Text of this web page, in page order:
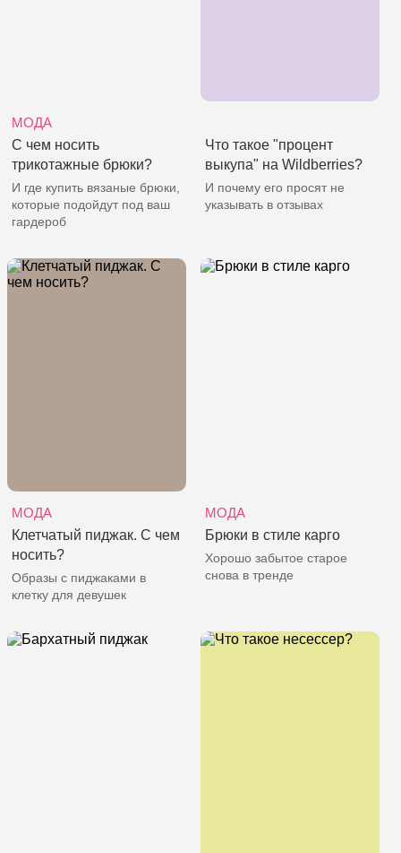
МОДА
С чем носить
трикотажные брюки?
И где купить вязаные брюки,
которые подойдут под ваш
гардероб
Что такое "процент
выкупа" на Wildberries?
И почему его просят не
указывать в отзывах
МОДА
Клетчатый пиджак. С чем
носить?
Образы с пиджаками в
клетку для девушек
МОДА
Брюки в стиле карго
Хорошо забытое старое
снова в тренде